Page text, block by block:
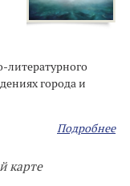
литературного
города и
Подробнее
карте